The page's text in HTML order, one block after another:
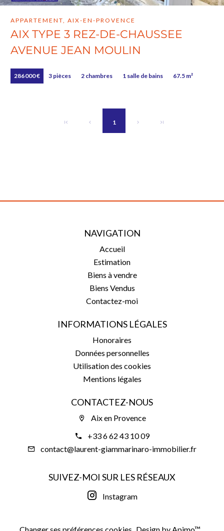
APPARTEMENT, AIX-EN-PROVENCE
AIX TYPE 3 REZ-DE-CHAUSSEE
AVENUE JEAN MOULIN
286 000 € 3 pièces 2 chambres 1 salle de bains 67.5 m²
1
NAVIGATION
Accueil
Estimation
Biens à vendre
Biens Vendus
Contactez-moi
INFORMATIONS LÉGALES
Honoraires
Données personnelles
Utilisation des cookies
Mentions légales
CONTACTEZ-NOUS
Aix en Provence
+33 6 62 43 10 09
contact@laurent-giammarinaro-immobilier.fr
SUIVEZ-MOI SUR LES RÉSEAUX
Instagram
Changer ses préférences cookies Design by Apimo™